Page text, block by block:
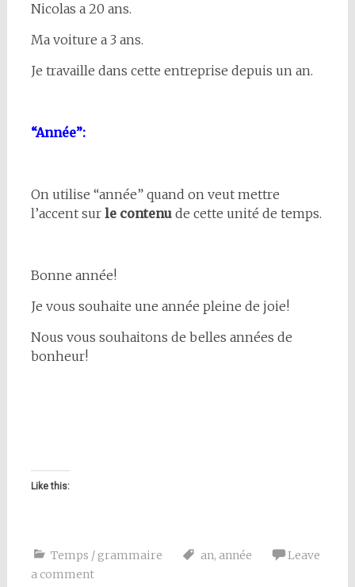
Nicolas a 20 ans.
Ma voiture a 3 ans.
Je travaille dans cette entreprise depuis un an.
“Année”:
On utilise “année” quand on veut mettre
l’accent sur le contenude cette unité de temps.
Bonne année!
Je vous souhaite une année pleine de joie!
Nous vous souhaitons de belles années de
bonheur!
Like this:
Temps / grammaire an, année
Leave
a comment